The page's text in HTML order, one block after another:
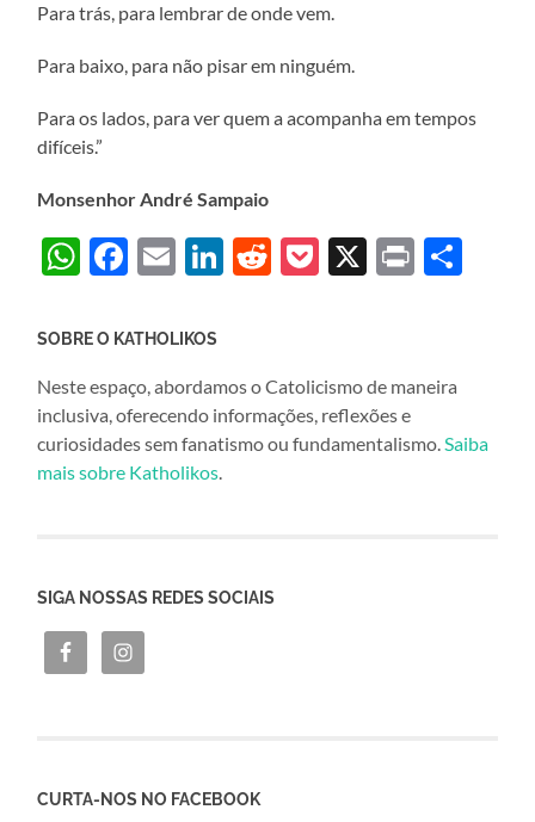
Para trás, para lembrar de onde vem.
Para baixo, para não pisar em ninguém.
Para os lados, para ver quem a acompanha em tempos
difíceis.”
Monsenhor André Sampaio
WhatsApp
Facebook
EmailLinkedIn
Reddit
Pocket
X Print
SOBRE O KATHOLIKOS
Neste espaço, abordamos o Catolicismo de maneira
inclusiva, oferecendo informações, reflexões e
curiosidades sem fanatismo ou fundamentalismo. Saiba
mais sobre Katholikos
SIGA NOSSAS REDES SOCIAIS
CURTA-NOS NO FACEBOOK